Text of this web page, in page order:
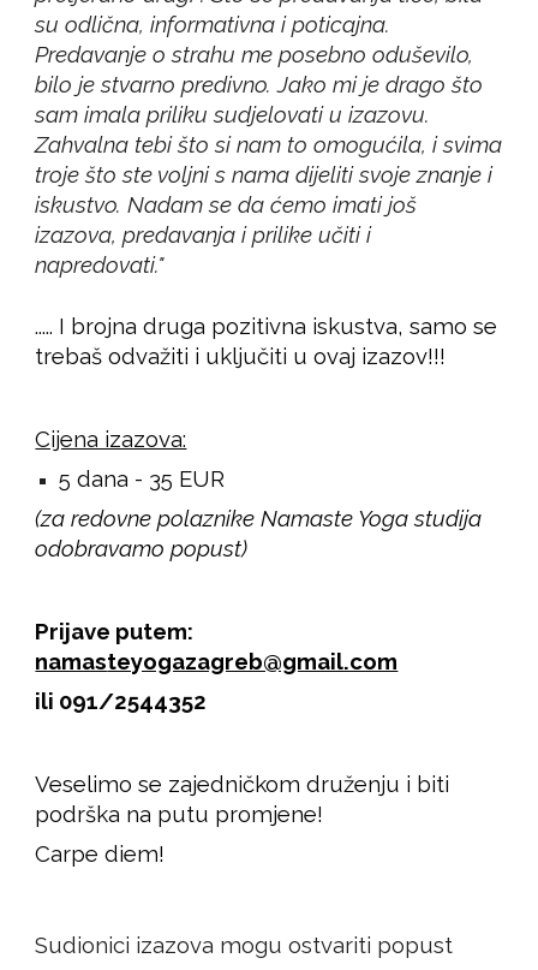
su odlična, informativna i poticajna.
Predavanje o strahu me posebno oduševilo,
bilo je stvarno predivno. Jako mi je drago što
sam imala priliku sudjelovati u izazovu.
Zahvalna tebi što si nam to omogućila, i svima
troje što ste voljni s nama dijeliti svoje znanje i
iskustvo. Nadam se da ćemo imati još
izazova, predavanja i prilike učiti i
napredovati."
..... I brojna druga pozitivna iskustva, samo se
trebaš odvažiti i uključiti u ovaj izazov!!!
Cijena izazova:
5 dana - 35 EUR
(za redovne polaznike Namaste Yoga studija
odobravamo popust)
Prijave putem:
namasteyogazagreb@gmail.com
ili 091/2544352
Veselimo se zajedničkom druženju i biti
podrška na putu promjene!
Carpe diem!
Sudionici izazova mogu ostvariti popust